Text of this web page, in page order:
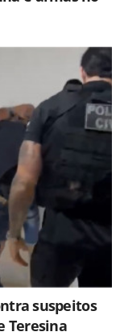
suspeitos
Teresina